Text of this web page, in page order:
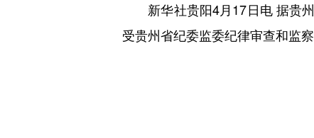
新华社贵阳4月17日电 据贵州
受贵州省纪委监委纪律审查和监察